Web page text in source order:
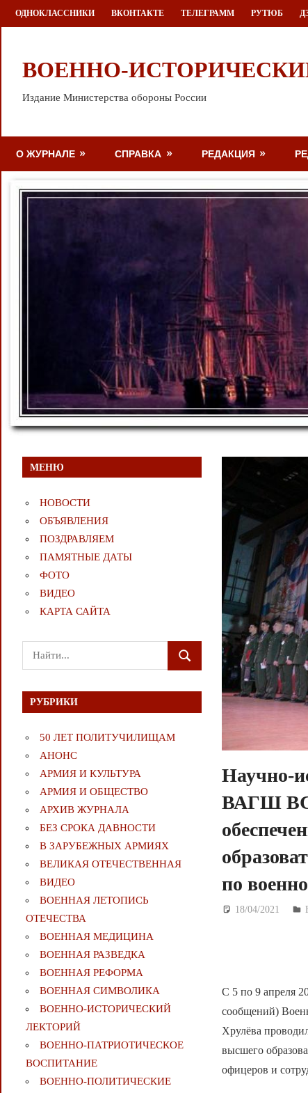
Перейти
к
ОДНОКЛАССНИКИ ВКОНТАКТЕ ТЕЛЕГРАММ РУТЮБ
ВОЕННО-
Издание Министерства обороны России
О ЖУРНАЛЕ СПРАВКА РЕДАКЦИЯ
Научно-
ВАГШ ВС
по
18/04/2021
С 5 по 9 апреля
сообщений)
Хрулёва
высшего
офицеров и
МЕНЮ
НОВОСТИ
ОБЪЯВЛЕНИЯ
ПОЗДРАВЛЯЕМ
ПАМЯТНЫЕ ДАТЫ
ФОТО
ВИДЕО
КАРТА САЙТА
Поиск
для:
ПОИСК
РУБРИКИ
50 ЛЕТ ПОЛИТУЧИЛИЩАМ
АНОНС
АРМИЯ И КУЛЬТУРА
АРМИЯ И ОБЩЕСТВО
АРХИВ ЖУРНАЛА
БЕЗ СРОКА ДАВНОСТИ
В ЗАРУБЕЖНЫХ АРМИЯХ
ВЕЛИКАЯ ОТЕЧЕСТВЕННАЯ
ВИДЕО
ВОЕННАЯ ЛЕТОПИСЬ
ОТЕЧЕСТВА
ВОЕННАЯ МЕДИЦИНА
ВОЕННАЯ РАЗВЕДКА
ВОЕННАЯ РЕФОРМА
ВОЕННАЯ СИМВОЛИКА
ВОЕННО-ИСТОРИЧЕСКИЙ
ЛЕКТОРИЙ
ВОЕННО-ПАТРИОТИЧЕСКОЕ
ВОСПИТАНИЕ
ВОЕННО-ПОЛИТИЧЕСКИE